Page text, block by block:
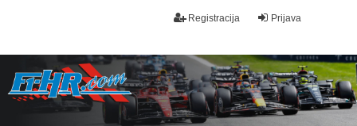
Prijava
Registracija